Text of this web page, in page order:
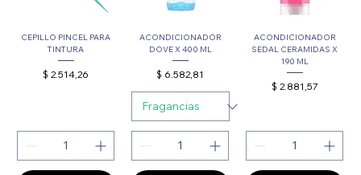
CEPILLO PINCEL PARA
TINTURA
Precio
$ 2.514,26
ACONDICIONADOR
DOVE X 400 ML
Precio
$ 6.582,81
ACONDICIONADOR
SEDAL CERAMIDAS X
190 ML
Precio
$ 2.881,57